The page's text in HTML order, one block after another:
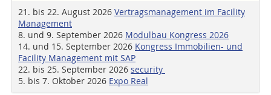
21. bis 22. August 2026 Vertragsmanagement im Facility
Management
8. und 9. September 2026 Modulbau Kongress 2026
14. und 15. September 2026 Kongress Immobilien- und
Facility Management mit SAP
22. bis 25. September 2026 security
5. bis 7. Oktober 2026 Expo Real